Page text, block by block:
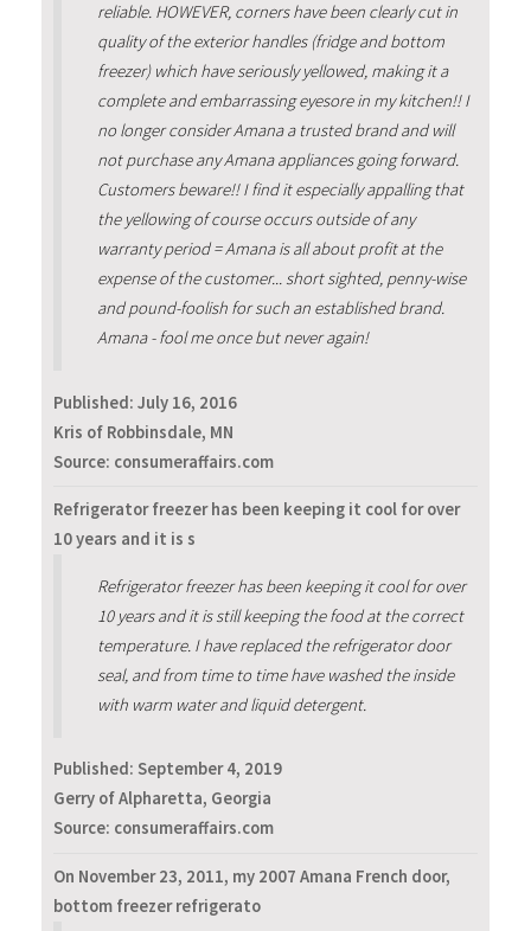
reliable. HOWEVER, corners have been clearly cut in
quality of the exterior handles (fridge and bottom
freezer) which have seriously yellowed, making it a
complete and embarrassing eyesore in my kitchen!! I
no longer consider Amana a trusted brand and will
not purchase any Amana appliances going forward.
Customers beware!! I find it especially appalling that
the yellowing of course occurs outside of any
warranty period = Amana is all about profit at the
expense of the customer... short sighted, penny-wise
and pound-foolish for such an established brand.
Amana - fool me once but never again!
Published: July 16, 2016
Kris of Robbinsdale, MN
Source: consumeraffairs.com
Refrigerator freezer has been keeping it cool for over
10 years and it is s
Refrigerator freezer has been keeping it cool for over
10 years and it is still keeping the food at the correct
temperature. I have replaced the refrigerator door
seal, and from time to time have washed the inside
with warm water and liquid detergent.
Published: September 4, 2019
Gerry of Alpharetta, Georgia
Source: consumeraffairs.com
On November 23, 2011, my 2007 Amana French door,
bottom freezer refrigerato